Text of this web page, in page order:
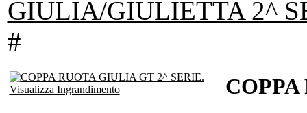
GIULIA/GIULIETTA 2^
#
Visualizza Ingrandimento